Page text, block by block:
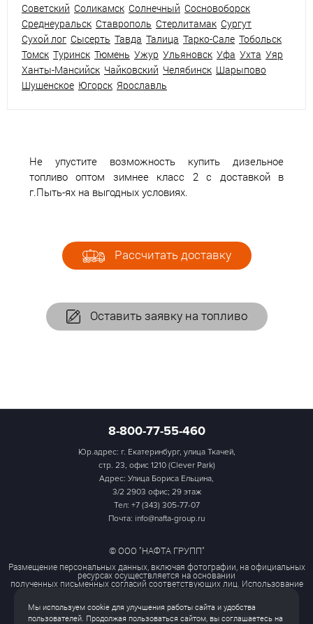
Советский Соликамск Солнечный Сосновоборск
Среднеуральск Ставрополь Стерлитамак Сургут
Сухой лог Сысерть Тавда Талица Тарко-Сале Тобольск
Томск Туринск Тюмень Ужур Ульяновск Уфа Ухта Уяр
Ханты-Мансийск Чайковский Челябинск Шарыпово
Шушенское Югорск Ярославль
Не упустите возможность купить дизельное
топливо оптом зимнее класс 2 с доставкой в
г.Пыть-ях на выгодных условиях.
Рассчитать доставку
Оставить заявку на топливо
8-800-77-55-460
Юр.адрес: г. Екатеринбург, улица Ткачей,
стр. 23, офис 1210 (Clever Park)
Адрес: Улица Бориса Ельцина,
3/2 2903 офис; 29 этаж
Тел: +7 (343) 305-77-07
Почта: info@nafta-group.ru
© ООО "НАФТА ГРУПП"
Размещение персональных данных, включая фотографии, на официальных
ресурсах осуществляется на основании
полученных письменных согласий соответствующих лиц. Использование
Политика обработки персональных данных
Мы используем cookie для улучшения работы сайта и удобства
пользователей. Продолжая пользоваться сайтом, вы соглашаетесь на